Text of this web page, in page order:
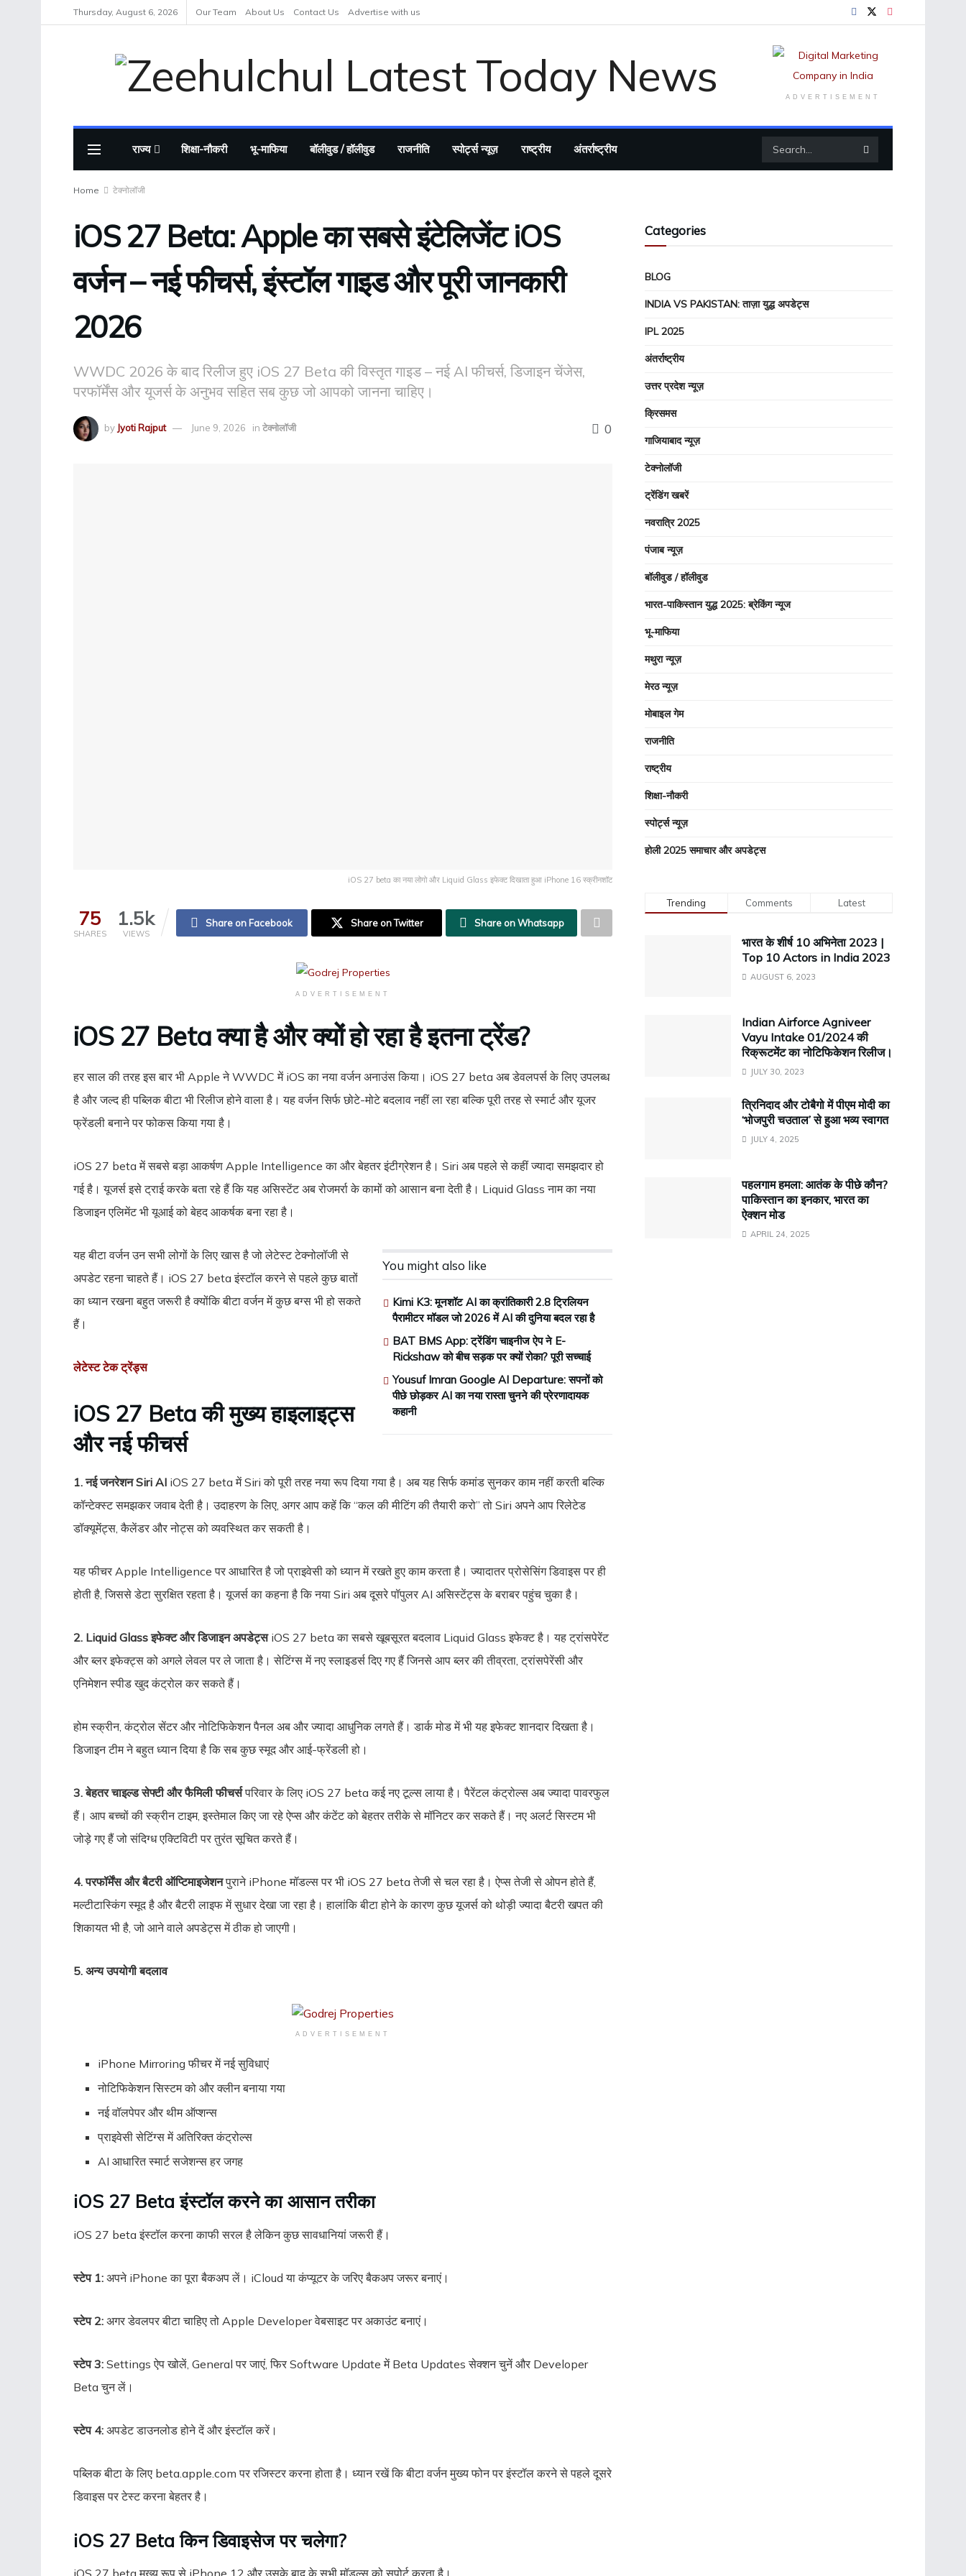
Thursday, August 6, 2026 Our Team About Us Contact Us Advertise with us
ADVERTISEMENT
राज्य शिक्षा-नौकरी भू-माफिया बॉलीवुड / हॉलीवुड राजनीति स्पोर्ट्स न्यूज़ राष्ट्रीय अंतर्राष्ट्रीय
Home टेक्नोलॉजी
iOS 27 Beta: Apple का सबसे इंटेलिजेंट iOS
वर्जन – नई फीचर्स, इंस्टॉल गाइड और पूरी जानकारी
2026
WWDC 2026 के बाद रिलीज हुए iOS 27 Beta की विस्तृत गाइड – नई AI फीचर्स, डिजाइन चेंजेस,
परफॉर्मेंस और यूजर्स के अनुभव सहित सब कुछ जो आपको जानना चाहिए।
by Jyoti Rajput June 9, 2026 in टेक्नोलॉजी 0
iOS 27 beta का नया लोगो और Liquid Glass इफेक्ट दिखाता हुआ iPhone 16 स्क्रीनशॉट
75
SHARES
1.5k
VIEWS
Share on Facebook Share on Twitter Share on Whatsapp
ADVERTISEMENT
iOS 27 Beta क्या है और क्यों हो रहा है इतना ट्रेंड?
हर साल की तरह इस बार भी Apple ने WWDC में iOS का नया वर्जन अनाउंस किया। iOS 27 beta अब डेवलपर्स के लिए उपलब्ध
है और जल्द ही पब्लिक बीटा भी रिलीज होने वाला है। यह वर्जन सिर्फ छोटे-मोटे बदलाव नहीं ला रहा बल्कि पूरी तरह से स्मार्ट और यूजर
फ्रेंडली बनाने पर फोकस किया गया है।
iOS 27 beta में सबसे बड़ा आकर्षण Apple Intelligence का और बेहतर इंटीग्रेशन है। Siri अब पहले से कहीं ज्यादा समझदार हो
गई है। यूजर्स इसे ट्राई करके बता रहे हैं कि यह असिस्टेंट अब रोजमर्रा के कामों को आसान बना देती है। Liquid Glass नाम का नया
डिजाइन एलिमेंट भी यूआई को बेहद आकर्षक बना रहा है।
You might also like
Kimi K3: मूनशॉट AI का क्रांतिकारी 2.8 ट्रिलियन
पैरामीटर मॉडल जो 2026 में AI की दुनिया बदल रहा है
BAT BMS App: ट्रेंडिंग चाइनीज ऐप ने E-
Rickshaw को बीच सड़क पर क्यों रोका? पूरी सच्चाई
Yousuf Imran Google AI Departure: सपनों को
पीछे छोड़कर AI का नया रास्ता चुनने की प्रेरणादायक
कहानी
यह बीटा वर्जन उन सभी लोगों के लिए खास है जो लेटेस्ट टेक्नोलॉजी से
अपडेट रहना चाहते हैं। iOS 27 beta इंस्टॉल करने से पहले कुछ बातों
का ध्यान रखना बहुत जरूरी है क्योंकि बीटा वर्जन में कुछ बग्स भी हो सकते
हैं।
लेटेस्ट टेक ट्रेंड्स
iOS 27 Beta की मुख्य हाइलाइट्स
और नई फीचर्स
1. नई जनरेशन Siri AI iOS 27 beta में Siri को पूरी तरह नया रूप दिया गया है। अब यह सिर्फ कमांड सुनकर काम नहीं करती बल्कि
कॉन्टेक्स्ट समझकर जवाब देती है। उदाहरण के लिए, अगर आप कहें कि “कल की मीटिंग की तैयारी करो” तो Siri अपने आप रिलेटेड
डॉक्यूमेंट्स, कैलेंडर और नोट्स को व्यवस्थित कर सकती है।
यह फीचर Apple Intelligence पर आधारित है जो प्राइवेसी को ध्यान में रखते हुए काम करता है। ज्यादातर प्रोसेसिंग डिवाइस पर ही
होती है, जिससे डेटा सुरक्षित रहता है। यूजर्स का कहना है कि नया Siri अब दूसरे पॉपुलर AI असिस्टेंट्स के बराबर पहुंच चुका है।
2. Liquid Glass इफेक्ट और डिजाइन अपडेट्सiOS 27 beta का सबसे खूबसूरत बदलाव Liquid Glass इफेक्ट है। यह ट्रांसपेरेंट
और ब्लर इफेक्ट्स को अगले लेवल पर ले जाता है। सेटिंग्स में नए स्लाइडर्स दिए गए हैं जिनसे आप ब्लर की तीव्रता, ट्रांसपेरेंसी और
एनिमेशन स्पीड खुद कंट्रोल कर सकते हैं।
होम स्क्रीन, कंट्रोल सेंटर और नोटिफिकेशन पैनल अब और ज्यादा आधुनिक लगते हैं। डार्क मोड में भी यह इफेक्ट शानदार दिखता है।
डिजाइन टीम ने बहुत ध्यान दिया है कि सब कुछ स्मूद और आई-फ्रेंडली हो।
3. बेहतर चाइल्ड सेफ्टी और फैमिली फीचर्सपरिवार के लिए iOS 27 beta कई नए टूल्स लाया है। पैरेंटल कंट्रोल्स अब ज्यादा पावरफुल
हैं। आप बच्चों की स्क्रीन टाइम, इस्तेमाल किए जा रहे ऐप्स और कंटेंट को बेहतर तरीके से मॉनिटर कर सकते हैं। नए अलर्ट सिस्टम भी
जोड़े गए हैं जो संदिग्ध एक्टिविटी पर तुरंत सूचित करते हैं।
4. परफॉर्मेंस और बैटरी ऑप्टिमाइजेशनपुराने iPhone मॉडल्स पर भी iOS 27 beta तेजी से चल रहा है। ऐप्स तेजी से ओपन होते हैं,
मल्टीटास्किंग स्मूद है और बैटरी लाइफ में सुधार देखा जा रहा है। हालांकि बीटा होने के कारण कुछ यूजर्स को थोड़ी ज्यादा बैटरी खपत की
शिकायत भी है, जो आने वाले अपडेट्स में ठीक हो जाएगी।
5. अन्य उपयोगी बदलाव
ADVERTISEMENT
iPhone Mirroring फीचर में नई सुविधाएं
नोटिफिकेशन सिस्टम को और क्लीन बनाया गया
नई वॉलपेपर और थीम ऑप्शन्स
प्राइवेसी सेटिंग्स में अतिरिक्त कंट्रोल्स
AI आधारित स्मार्ट सजेशन्स हर जगह
iOS 27 Beta इंस्टॉल करने का आसान तरीका
iOS 27 beta इंस्टॉल करना काफी सरल है लेकिन कुछ सावधानियां जरूरी हैं।
स्टेप 1: अपने iPhone का पूरा बैकअप लें। iCloud या कंप्यूटर के जरिए बैकअप जरूर बनाएं।
स्टेप 2: अगर डेवलपर बीटा चाहिए तो Apple Developer वेबसाइट पर अकाउंट बनाएं।
स्टेप 3: Settings ऐप खोलें, General पर जाएं, फिर Software Update में Beta Updates सेक्शन चुनें और Developer
Beta चुन लें।
स्टेप 4: अपडेट डाउनलोड होने दें और इंस्टॉल करें।
पब्लिक बीटा के लिए beta.apple.com पर रजिस्टर करना होता है। ध्यान रखें कि बीटा वर्जन मुख्य फोन पर इंस्टॉल करने से पहले दूसरे
डिवाइस पर टेस्ट करना बेहतर है।
iOS 27 Beta किन डिवाइसेज पर चलेगा?
iOS 27 beta मुख्य रूप से iPhone 12 और उसके बाद के सभी मॉडल्स को सपोर्ट करता है।
Categories
BLOG
INDIA VS PAKISTAN: ताज़ा युद्ध अपडेट्स
IPL 2025
अंतर्राष्ट्रीय
उत्तर प्रदेश न्यूज़
क्रिसमस
गाजियाबाद न्यूज़
टेक्नोलॉजी
ट्रेंडिंग खबरें
नवरात्रि 2025
पंजाब न्यूज़
बॉलीवुड / हॉलीवुड
भारत-पाकिस्तान युद्ध 2025: ब्रेकिंग न्यूज
भू-माफिया
मथुरा न्यूज़
मेरठ न्यूज़
मोबाइल गेम
राजनीति
राष्ट्रीय
शिक्षा-नौकरी
स्पोर्ट्स न्यूज़
होली 2025 समाचार और अपडेट्स
Trending Comments Latest
भारत के शीर्ष 10 अभिनेता 2023 |
Top 10 Actors in India 2023
AUGUST 6, 2023
Indian Airforce Agniveer
Vayu Intake 01/2024 की
रिक्रूटमेंट का नोटिफिकेशन रिलीज।
JULY 30, 2023
त्रिनिदाद और टोबैगो में पीएम मोदी का
‘भोजपुरी चउताल’ से हुआ भव्य स्वागत
JULY 4, 2025
पहलगाम हमला: आतंक के पीछे कौन?
पाकिस्तान का इनकार, भारत का
ऐक्शन मोड
APRIL 24, 2025